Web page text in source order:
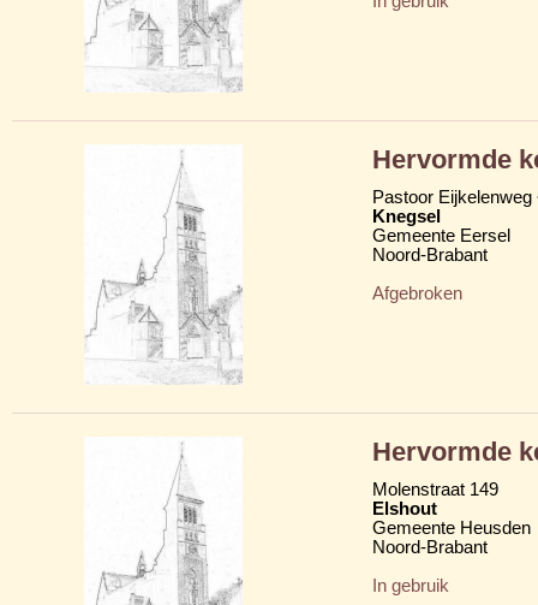
Hervormde
Pastoor Eijkelenweg
Knegsel
Gemeente Eersel
Noord-Brabant
Afgebroken
Hervormde
Molenstraat 149
Elshout
Gemeente Heusden
Noord-Brabant
In gebruik